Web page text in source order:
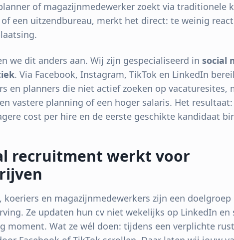
of magazijnmedewerker zoekt via traditionele
een uitzendbureau, merkt het direct: te weinig
we dit anders aan. Wij zijn gespecialiseerd in social
. Via Facebook, Instagram, TikTok en LinkedIn
en planners die niet actief zoeken op vacaturesites,
vastere planning of een hoger salaris. Het
cost per hire en de eerste geschikte kandidaat
recruitment werkt voor
koeriers en magazijnmedewerkers zijn een
Ze updaten hun cv niet wekelijks op LinkedIn
moment. Wat ze wél doen: tijdens een verplichte